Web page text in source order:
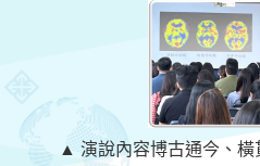
▲ 演說內容博古通今、橫